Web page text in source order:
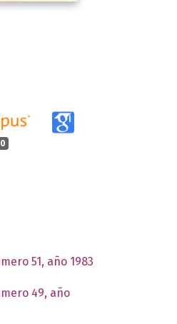
0
51, año 1983
49, año